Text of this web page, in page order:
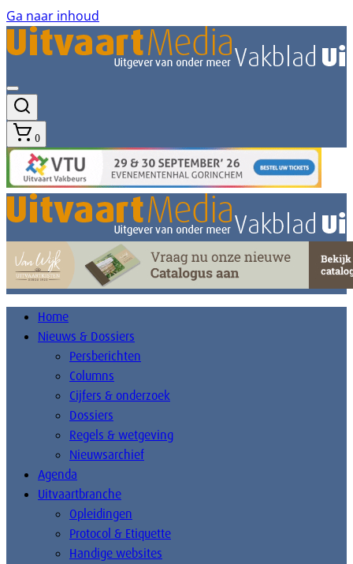
Ga naar inhoud
0
Home
Nieuws & Dossiers
Persberichten
Columns
Cijfers & onderzoek
Dossiers
Regels & wetgeving
Nieuwsarchief
Agenda
Uitvaartbranche
Opleidingen
Protocol & Etiquette
Handige websites